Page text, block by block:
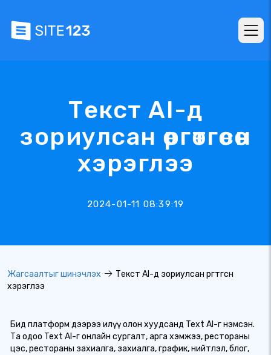
Текст AI-д
зориулсан өргөтгөсөн
хэрэглээ
2024-01-11 08:39:19
Жагсаалтыг шинэчлэх
Текст AI-д зориулсан өргөтгөсөн
хэрэглээ
Бид платформ дээрээ илүү олон хуудсанд Text AI-г нэмсэн.
Та одоо Text AI-г онлайн сургалт, арга хэмжээ, рестораны
цэс, рестораны захиалга, захиалга, график, нийтлэл, блог,